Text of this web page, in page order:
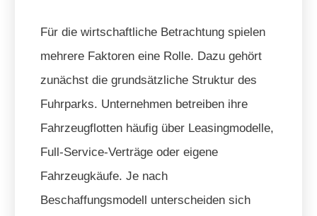
Für die wirtschaftliche Betrachtung spielen
mehrere Faktoren eine Rolle. Dazu gehört
zunächst die grundsätzliche Struktur des
Fuhrparks. Unternehmen betreiben ihre
Fahrzeugflotten häufig über Leasingmodelle,
Full-Service-Verträge oder eigene
Fahrzeugkäufe. Je nach
Beschaffungsmodell unterscheiden sich